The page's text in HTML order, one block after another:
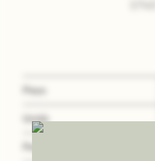
Peso
Unità
Peso Lordo